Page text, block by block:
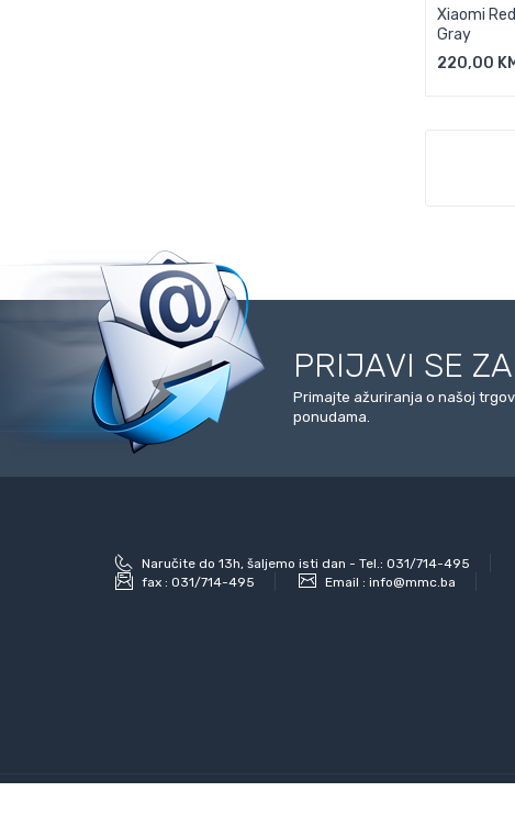
Xiaomi
Gray
220,00Dodaj
PRIJAVI SE ZA
Primajte ažuriranja o našoj
ponudama.
Naručite do 13h, šaljemo isti dan - Tel.: 031/714-495
fax : 031/714-495 Email : info@mmc.ba